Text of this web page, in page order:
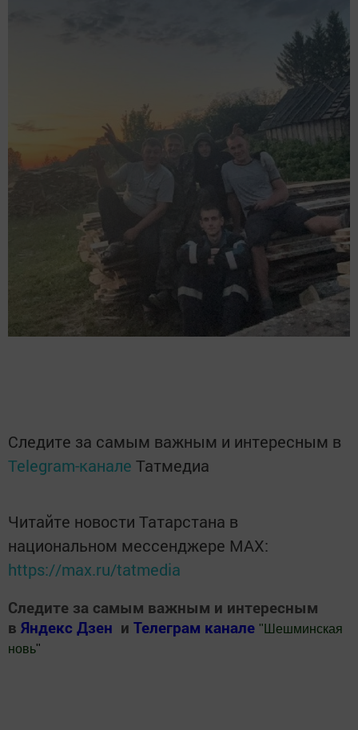
Следите за самым важным и интересным в
Telegram-канале Татмедиа
Читайте новости Татарстана в
национальном мессенджере MАХ:
https://max.ru/tatmedia
Следите за самым важным и интересным
в Яндекс Дзен и Телеграм канале " Шешминская
новь"